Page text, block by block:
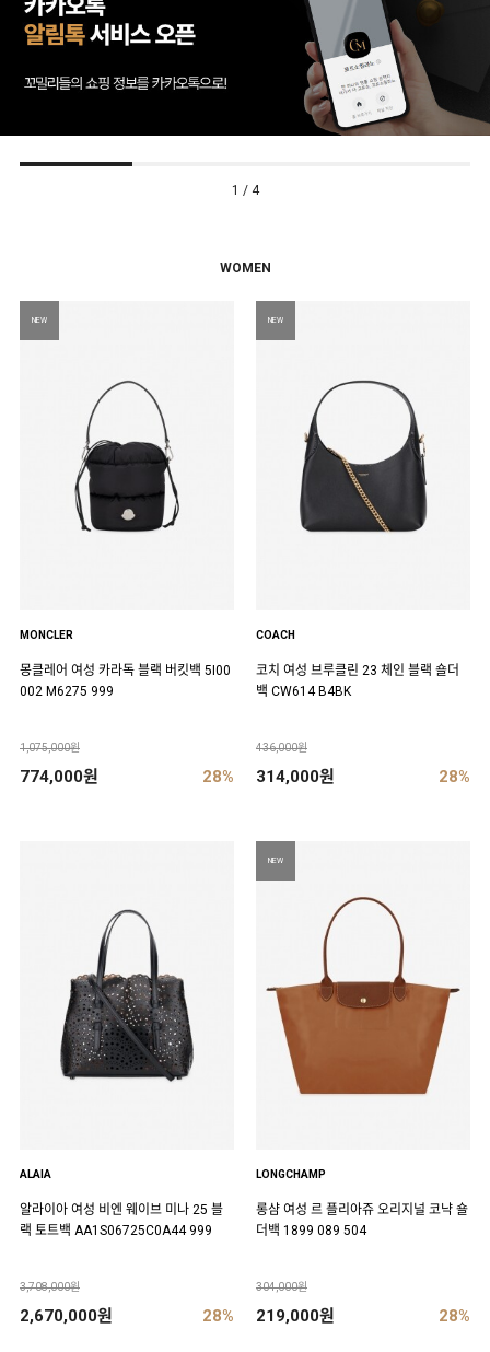
2 / 4
WOMEN
NEW
MONCLER
몽클레어 여성 카라독 블랙 버킷백 5I00
002 M6275 999
1,075,000원
774,000원 28%
NEW
COACH
코치 여성 브루클린 23 체인 블랙 숄더
백 CW614 B4BK
436,000원
314,000원 28%
ALAIA
알라이아 여성 비엔 웨이브 미나 25 블
랙 토트백 AA1S06725C0A44 999
3,708,000원
2,670,000원 28%
NEW
LONGCHAMP
롱샴 여성 르 플리아쥬 오리지널 코냑 숄
더백 1899 089 504
304,000원
219,000원 28%